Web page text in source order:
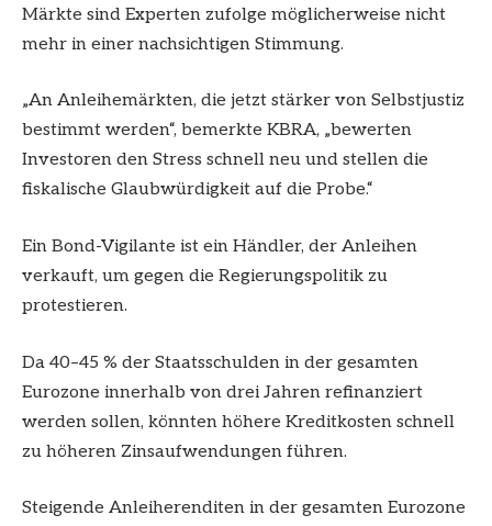
Märkte sind Experten zufolge möglicherweise nicht
mehr in einer nachsichtigen Stimmung.
„An Anleihemärkten, die jetzt stärker von Selbstjustiz
bestimmt werden“, bemerkte KBRA, „bewerten
Investoren den Stress schnell neu und stellen die
fiskalische Glaubwürdigkeit auf die Probe.“
Ein Bond-Vigilante ist ein Händler, der Anleihen
verkauft, um gegen die Regierungspolitik zu
protestieren.
Da 40–45 % der Staatsschulden in der gesamten
Eurozone innerhalb von drei Jahren refinanziert
werden sollen, könnten höhere Kreditkosten schnell
zu höheren Zinsaufwendungen führen.
Steigende Anleiherenditen in der gesamten Eurozone